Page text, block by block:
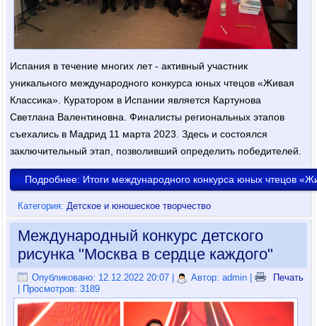
Испания в течение многих лет - активный участник
уникального международного конкурса юных чтецов «Живая
Классика». Куратором в Испании является Картунова
Светлана Валентиновна. Финалисты региональных этапов
съехались в Мадрид 11 марта 2023. Здесь и состоялся
заключительный этап, позволивший определить победителей.
Подробнее: Итоги международного конкурса юных чтецов
Категория:Детское и юношеское творчество
Международный конкурс детского
рисунка "Москва в сердце каждого"
Опубликовано: 12.12.2022 20:07 Автор: admin |
Печать
| Просмотров: 3189